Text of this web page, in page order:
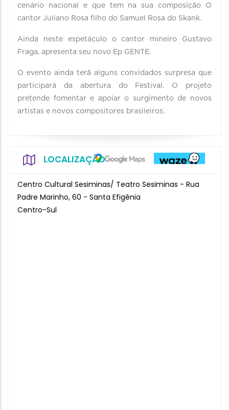
cenário nacional e que tem na sua composição O
cantor Juliano Rosa filho do Samuel Rosa do Skank.
Ainda neste espetáculo o cantor mineiro Gustavo
Fraga, apresenta seu novo Ep GENTE.
O evento ainda terã alguns convidados surpresa que
participará da abertura do Festival. O projeto
pretende fomentar e apoiar o surgimento de novos
artistas e novos compositores brasileiros.
LOCALIZAÇÃO
Centro Cultural Sesiminas/ Teatro Sesiminas - Rua
Padre Marinho, 60 - Santa Efigênia
Centro-Sul